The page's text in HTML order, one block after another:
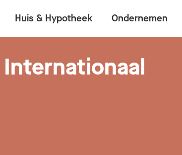
Huis & Hypotheek Ondernemen
Internationaal